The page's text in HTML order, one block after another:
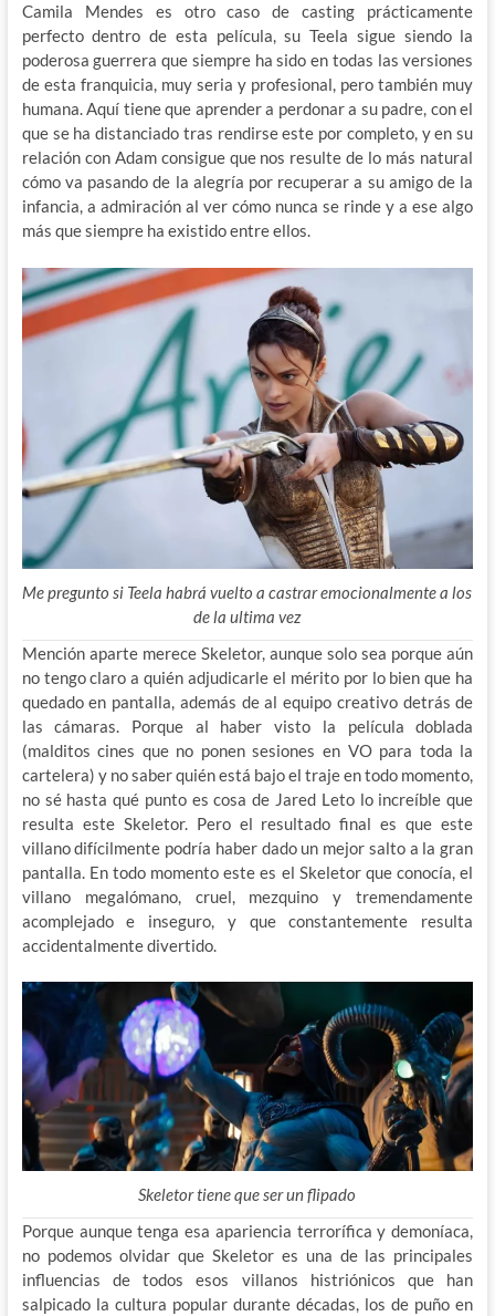
Camila Mendes es otro caso de casting prácticamente
perfecto dentro de esta película, su Teela sigue siendo la
poderosa guerrera que siempre ha sido en todas las versiones
de esta franquicia, muy seria y profesional, pero también muy
humana. Aquí tiene que aprender a perdonar a su padre, con el
que se ha distanciado tras rendirse este por completo, y en su
relación con Adam consigue que nos resulte de lo más natural
cómo va pasando de la alegría por recuperar a su amigo de la
infancia, a admiración al ver cómo nunca se rinde y a ese algo
más que siempre ha existido entre ellos.
Me pregunto si Teela habrá vuelto a castrar emocionalmente a los
de la ultima vez
Mención aparte merece Skeletor, aunque solo sea porque aún
no tengo claro a quién adjudicarle el mérito por lo bien que ha
quedado en pantalla, además de al equipo creativo detrás de
las cámaras. Porque al haber visto la película doblada
(malditos cines que no ponen sesiones en VO para toda la
cartelera) y no saber quién está bajo el traje en todo momento,
no sé hasta qué punto es cosa de Jared Leto lo increíble que
resulta este Skeletor. Pero el resultado final es que este
villano difícilmente podría haber dado un mejor salto a la gran
pantalla. En todo momento este es el Skeletor que conocía, el
villano megalómano, cruel, mezquino y tremendamente
acomplejado e inseguro, y que constantemente resulta
accidentalmente divertido.
Skeletor tiene que ser un flipado
Porque aunque tenga esa apariencia terrorífica y demoníaca,
no podemos olvidar que Skeletor es una de las principales
influencias de todos esos villanos histriónicos que han
salpicado la cultura popular durante décadas, los de puño en